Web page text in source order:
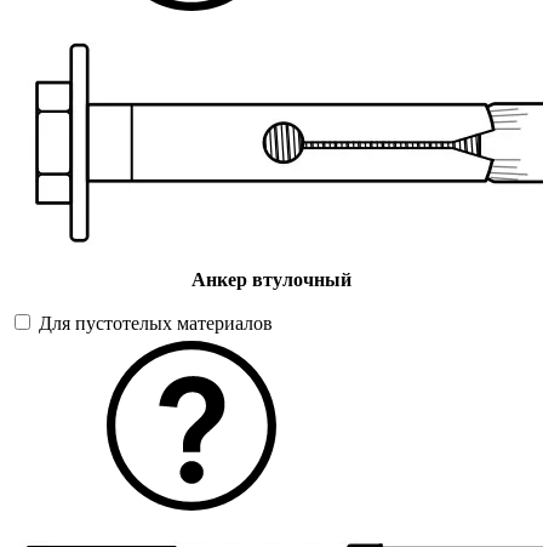
Анкер втулочный
Для пустотелых материалов